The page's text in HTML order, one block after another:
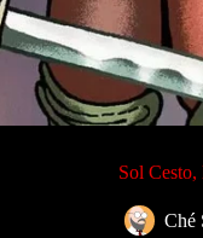
Sol Cesto,
Ché